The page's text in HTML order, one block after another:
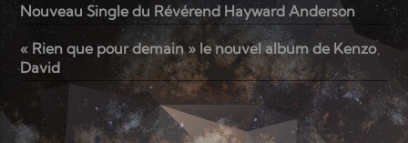
Nouveau Single du Révérend Hayward Anderson
« Rien que pour demain » le nouvel album de Kenzo
David